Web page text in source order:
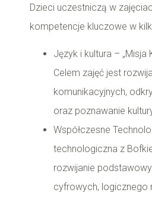
Dzieci uczestniczą w
kompetencje kluczowe w
Język i kultura – „Misja
Celem zajęć jest
komunikacyjnych,
oraz poznawanie
Współczesne
technologiczna z
rozwijanie
cyfrowych, logicznego